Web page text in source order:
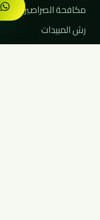
مكافحة الصراصير
رش المبيدات